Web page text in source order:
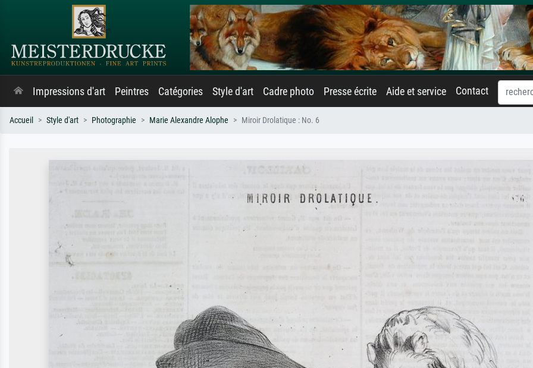
Impressions d'art Peintres Catégories Style d'art Cadre photo Presse écrite Aide et service Contact
Accueil Style d'art Photographie Marie Alexandre Alophe Miroir Drolatique : No. 6